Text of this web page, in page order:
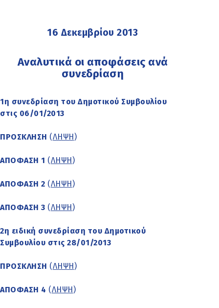
16 Δεκεμβρίου 2013
Αναλυτικά οι αποφάσεις ανά
συνεδρίαση
1η συνεδρίαση του Δημοτικού Συμβουλίου
στις 06/01/2013
ΠΡΟΣΚΛΗΣΗ (ΛΗΨΗ )
ΑΠΟΦΑΣΗ 1 (ΛΗΨΗ )
ΑΠΟΦΑΣΗ 2 (ΛΗΨΗ )
ΑΠΟΦΑΣΗ 3 (ΛΗΨΗ )
2η ειδική συνεδρίαση του Δημοτικού
Συμβουλίου στις 28/01/2013
ΠΡΟΣΚΛΗΣΗ (ΛΗΨΗ )
ΑΠΟΦΑΣΗ 4 (ΛΗΨΗ )